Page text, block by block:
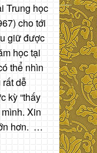
Trung học
cho tới
giữ được
học tại
thể nhìn
dễ
kỳ “thấy
Xin
hơn. …